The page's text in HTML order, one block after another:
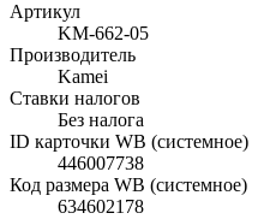
Артикул
KM-662-05
Производитель
Kamei
Ставки налогов
Без налога
ID карточки WB (системное)
446007738
Код размера WB (системное)
634602178